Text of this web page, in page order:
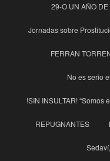
29-O UN AÑO
Jornadas sobre
FERRAN
No es serio
!SIN INSULTAR! “Somos
REPUGNANTES